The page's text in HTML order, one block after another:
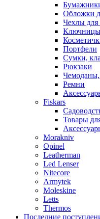
Обложки
Чехлы для
Ключницы
Портфели
Сумки,
Рюкзаки
Ремни
Fiskars
Товары
Morakniv
Opinel
Leatherman
Led Lenser
Nitecore
Armytek
Moleskine
Letts
Thermos
Последние